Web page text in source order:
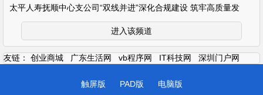
太平人寿抚顺中心支公司“双线并进”深化合规建设 筑牢高质量发
进入该频道
友链： 创业商城 广东生活网 vb程序网 IT科技网 深圳门户网
触屏版 PAD版 电脑版